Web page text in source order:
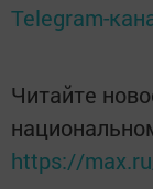
Telegram-
Читайте
https://